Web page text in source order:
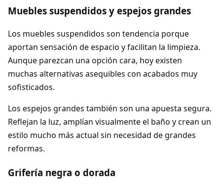
Muebles suspendidos y espejos grandes
Los muebles suspendidos son tendencia porque
aportan sensación de espacio y facilitan la limpieza.
Aunque parezcan una opción cara, hoy existen
muchas alternativas asequibles con acabados muy
sofisticados.
Los espejos grandes también son una apuesta segura.
Reflejan la luz, amplían visualmente el baño y crean un
estilo mucho más actual sin necesidad de grandes
reformas.
Grifería negra o dorada